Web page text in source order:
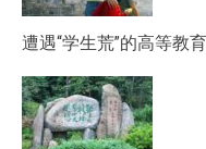
遭遇“学生荒”的高等教